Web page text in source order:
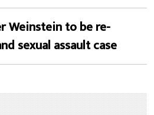
Weinstein to be re-
sexual assault case